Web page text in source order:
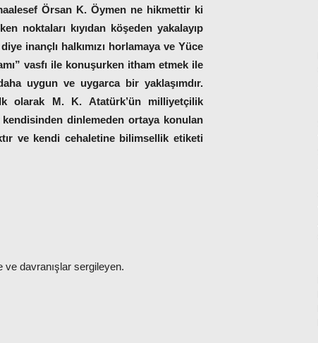
Örsan K. Öymen ne hikmettir ki
noktaları kıyıdan köşeden yakalayıp
inançlı halkımızı horlamaya ve Yüce
vasfı ile konuşurken itham etmek ile
uygun ve uygarca bir yaklaşımdır.
olarak M. K. Atatürk’ün milliyetçilik
dinlemeden ortaya konulan
ve kendi cehaletine bilimsellik etiketi
ve davranışlar sergileyen.